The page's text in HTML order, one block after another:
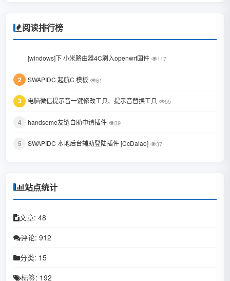
January 2023
June 2022
February 2022
January 2022
October 2021
August 2021
July 2021
December 2020
November 2020
September 2020
July 2020
June 2020
阅读排行榜
[windows]下 小米路由器4C刷入openwrt固件 117
2 SWAPIDC 起航C 模板 61
3 电脑微信提示音一键修改工具、提示音替换工具 55
4 handsome友链自助申请插件 39
5 SWAPIDC 本地后台辅助登陆插件 [CcDalao] 37
站点统计
文章: 48
评论: 912
分类: 15
标签: 192